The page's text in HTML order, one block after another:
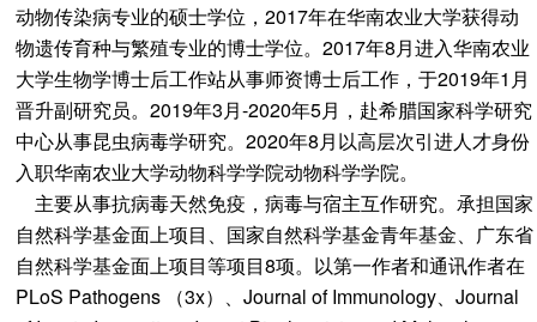
动物传染病专业的硕士学位，2017年在华南农业大学获得动
物遗传育种与繁殖专业的博士学位。2017年8月进入华南农业
大学生物学博士后工作站从事师资博士后工作，于2019年1月
晋升副研究员。2019年3月-2020年5月，赴希腊国家科学研究
中心从事昆虫病毒学研究。2020年8月以高层次引进人才身份
入职华南农业大学动物科学学院动物科学学院。
主要从事抗病毒天然免疫，病毒与宿主互作研究。承担国家
自然科学基金面上项目、国家自然科学基金青年基金、广东省
自然科学基金面上项目等项目8项。以第一作者和通讯作者在
PLoS Pathogens （3x）、Journal of Immunology、Journal